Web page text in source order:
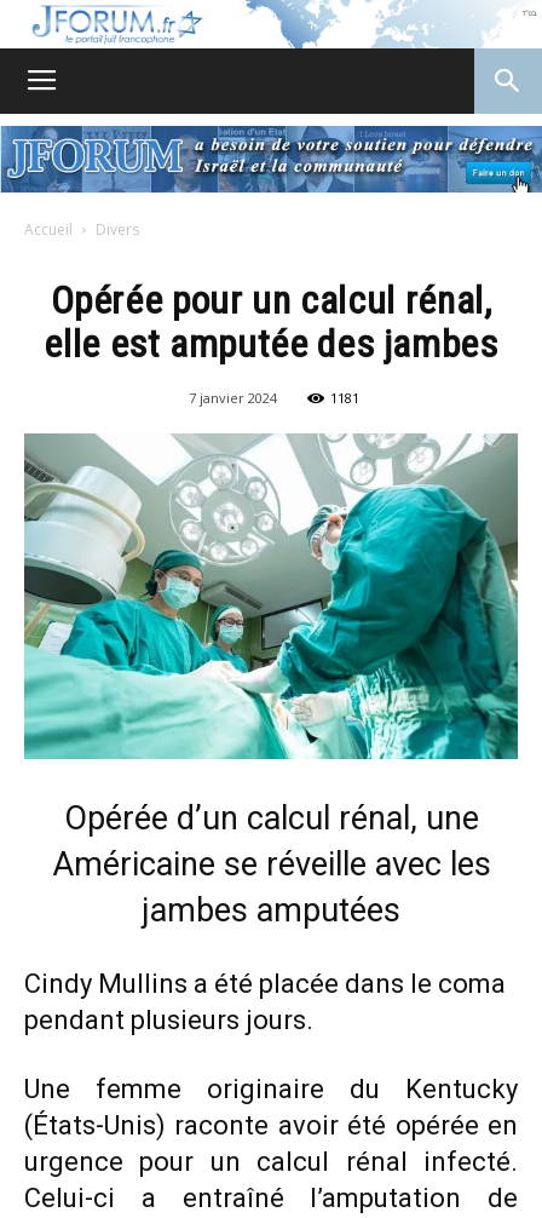
Accueil Divers
Opérée pour un calcul rénal,
elle est amputée des jambes
7 janvier 2024 1181
Opérée d’un calcul rénal, une
Américaine se réveille avec les
jambes amputées
Cindy Mullins a été placée dans le coma
pendant plusieurs jours.
Une femme originaire du Kentucky
(États-Unis) raconte avoir été opérée en
urgence pour un calcul rénal infecté.
Celui-ci a entraîné l’amputation de